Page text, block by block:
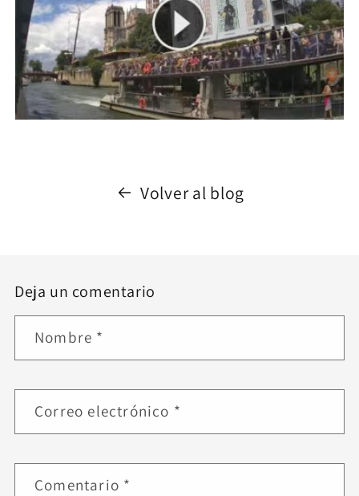
Volver al blog
Deja un comentario
Nombre *
Correo electrónico *
Comentario *